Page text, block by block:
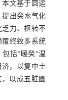
文基于圆运
提出癸水气化
力、枢转不
终致多系统
括“暖癸”温
，以复中土
以成五脏圆